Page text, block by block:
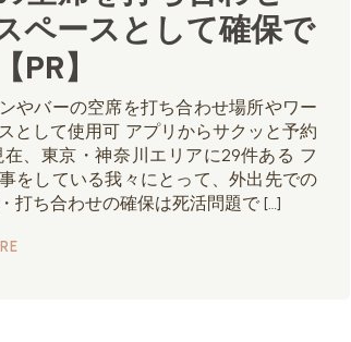
ペースとして確保で
PR】
やバーの空席を打ち合わせ場所やワー
として使用可 アプリからサクッと予約
在、東京・神奈川エリアに29件ある フ
をしている我々にとって、外出先での
打ち合わせの確保は死活問題で […]